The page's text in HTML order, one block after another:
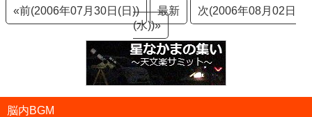
«前(2006年07月30日(日)) 最新
次(2006年08月02日
(水))»
脳内BGM